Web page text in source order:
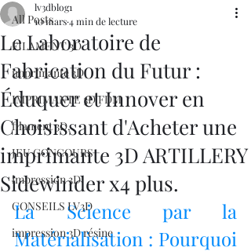
All Posts
FILAMENT 3D
imprimante 3D,
IMPRIMANTE 3D FDM
filament 3D,
JEU CONCOURS
impression 3D
CONSEILS LV3D
impression 3D résine
Le Laboratoire de
Fabrication du Futur :
Éduquer et Innover en
Choisissant d'Acheter une
imprimante 3D ARTILLERY
Sidewinder x4 plus.
lv3dblog1
10 mars4 min de lecture
La Science par la